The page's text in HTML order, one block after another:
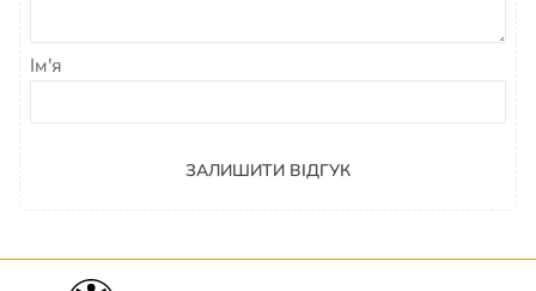
Ім'я
ЗАЛИШИТИ ВІДГУК